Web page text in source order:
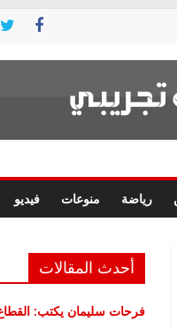
رياضة منوعات فيديو
أحدث المقالات
فرحات سليمان يكتب: